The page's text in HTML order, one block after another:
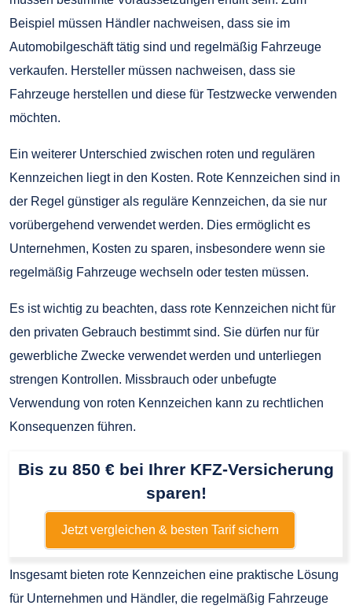
Beispiel müssen Händler nachweisen, dass sie im
Automobilgeschäft tätig sind und regelmäßig Fahrzeuge
verkaufen. Hersteller müssen nachweisen, dass sie
Fahrzeuge herstellen und diese für Testzwecke verwenden
möchten.
Ein weiterer Unterschied zwischen roten und regulären
Kennzeichen liegt in den Kosten. Rote Kennzeichen sind in
der Regel günstiger als reguläre Kennzeichen, da sie nur
vorübergehend verwendet werden. Dies ermöglicht es
Unternehmen, Kosten zu sparen, insbesondere wenn sie
regelmäßig Fahrzeuge wechseln oder testen müssen.
Es ist wichtig zu beachten, dass rote Kennzeichen nicht für
den privaten Gebrauch bestimmt sind. Sie dürfen nur für
gewerbliche Zwecke verwendet werden und unterliegen
strengen Kontrollen. Missbrauch oder unbefugte
Verwendung von roten Kennzeichen kann zu rechtlichen
Konsequenzen führen.
Bis zu 850 € bei Ihrer KFZ-Versicherung
sparen!
Jetzt vergleichen & besten Tarif sichern
Insgesamt bieten rote Kennzeichen eine praktische Lösung
für Unternehmen und Händler, die regelmäßig Fahrzeuge